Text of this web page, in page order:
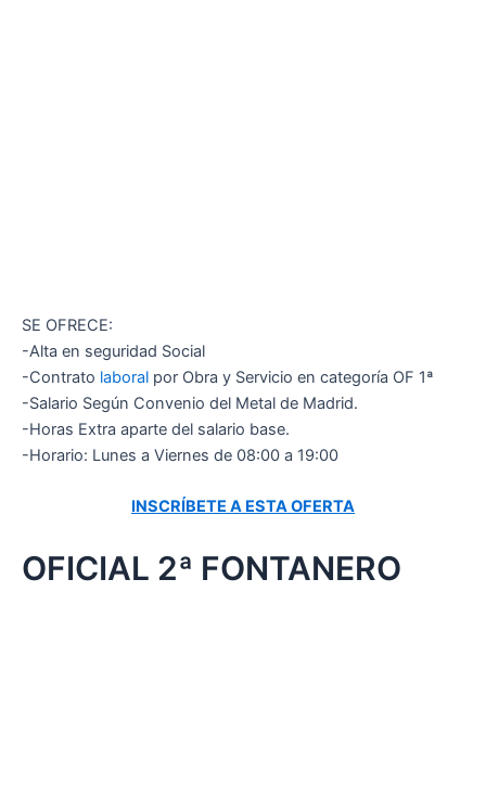
SE OFRECE:
-Alta en seguridad Social
-Contrato laboral por Obra y Servicio en categoría OF 1ª
-Salario Según Convenio del Metal de Madrid.
-Horas Extra aparte del salario base.
-Horario: Lunes a Viernes de 08:00 a 19:00
INSCRÍBETE A ESTA OFERTA
OFICIAL 2ª FONTANERO